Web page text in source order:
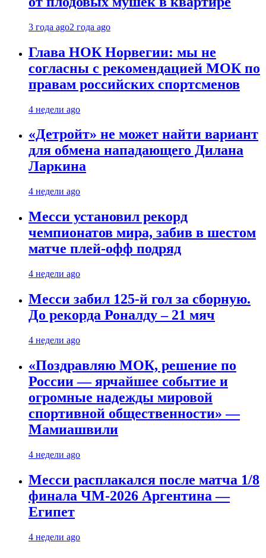
3 года ago2 года ago
Глава НОК Норвегии: мы не
согласны с рекомендацией МОК по
правам российских спортсменов
4 недели ago
«Детройт» не может найти вариант
для обмена нападающего Дилана
Ларкина
4 недели ago
Месси установил рекорд
чемпионатов мира, забив в шестом
матче плей‑офф подряд
4 недели ago
Месси забил 125-й гол за сборную.
До рекорда Роналду – 21 мяч
4 недели ago
«Поздравляю МОК, решение по
России — ярчайшее событие и
огромные надежды мировой
спортивной общественности» —
Мамиашвили
4 недели ago
Месси расплакался после матча 1/8
финала ЧМ-2026 Аргентина —
Египет
4 недели ago